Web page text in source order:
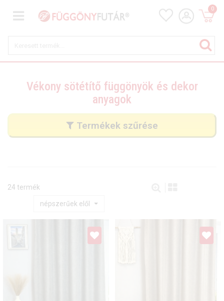
0
Vékony sötétítő függönyök és dekor
anyagok
Termékek szűrése
24 termék
népszerűek elől